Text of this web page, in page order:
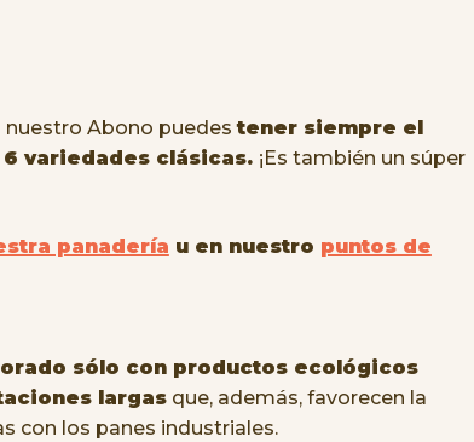
Abono puedestener siempre el
variedades clásicas. ¡Es también un súper
panadería u en nuestro puntos de
sólo con productos ecológicos
largasque, además, favorecen la
con los panes industriales.